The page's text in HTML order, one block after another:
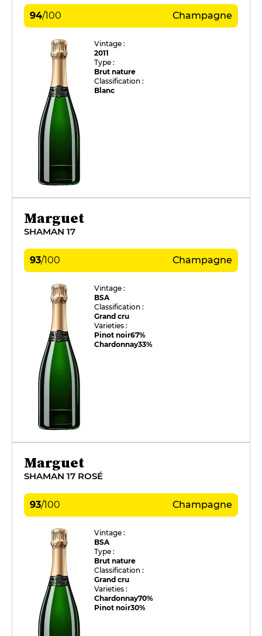
94/100 Champagne
Vintage :
2011
Type :
Brut nature
Classification :
Blanc
Marguet
SHAMAN 17
93/100 Champagne
Vintage :
BSA
Classification :
Grand cru
Varieties :
Pinot noir67%
Chardonnay33%
Marguet
SHAMAN 17 ROSÉ
93/100 Champagne
Vintage :
BSA
Type :
Brut nature
Classification :
Grand cru
Varieties :
Chardonnay70%
Pinot noir30%